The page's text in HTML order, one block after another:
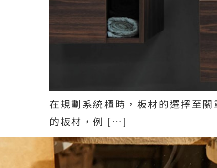
在規劃系統櫃時，板材的選擇至
的板材，例 […]